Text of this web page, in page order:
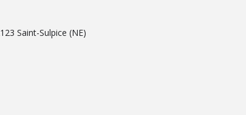
Saint-Sulpice (NE)